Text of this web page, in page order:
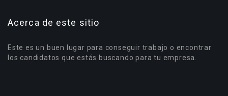
Acerca de este sitio
Este es un buen lugar para conseguir trabajo o encontrar
los candidatos que estás buscando para tu empresa.